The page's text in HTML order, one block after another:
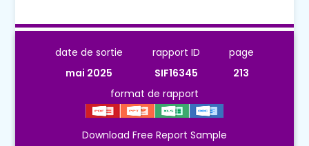
date de sortie
mai 2025
rapport ID
SIF16345
page
213
format de rapport
Download Free Report Sample